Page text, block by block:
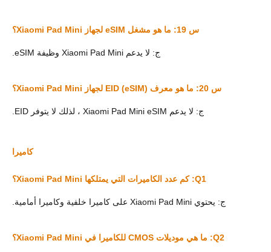
س 19: ما هو مشغل eSIM لجهاز Xiaomi Pad Mini؟
ج: لا يدعم Xiaomi Pad Mini وظيفة eSIM.
س 20: ما هو معرف EID (eSIM) لجهاز Xiaomi Pad Mini؟
ج: لا يدعم Xiaomi Pad Mini eSIM ، لذلك لا يتوفر EID.
كاميرا
Q1: كم عدد الكاميرات التي يمتلكها Xiaomi Pad Mini؟
ج: يحتوي Xiaomi Pad Mini على كاميرا خلفية وكاميرا أمامية.
Q2: ما هي موديلات CMOS للكاميرا في Xiaomi Pad Mini؟